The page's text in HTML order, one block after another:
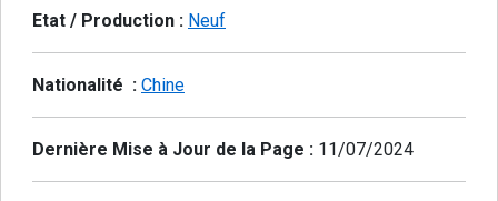
Etat / Production : Neuf
Nationalité : Chine
Dernière Mise à Jour de la Page : 11/07/2024